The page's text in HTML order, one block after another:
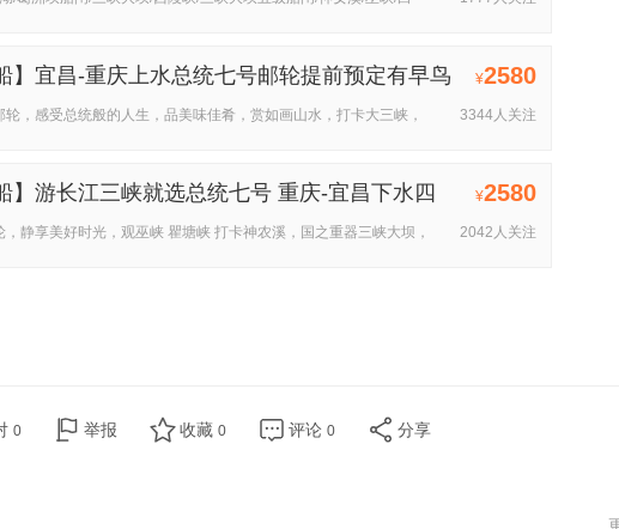
¥2580
】宜昌-重庆上水总统七号邮轮提前预定有早鸟
3344人关注
轮，感受总统般的人生，品美味佳肴，赏如画山水，打卡大三峡，
¥2580
】游长江三峡就选总统七号 重庆-宜昌下水四
2042人关注
，静享美好时光，观巫峡 瞿塘峡 打卡神农溪，国之重器三峡大坝，
0 举报 收藏 0 评论 0 分享